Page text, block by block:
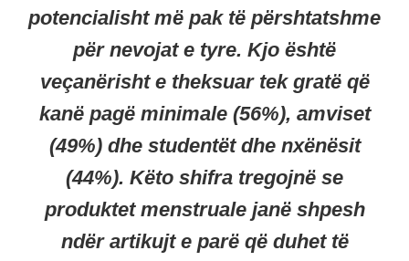
potencialisht më pak të përshtatshme
për nevojat e tyre. Kjo është
veçanërisht e theksuar tek gratë që
kanë pagë minimale (56%), amviset
(49%) dhe studentët dhe nxënësit
(44%). Këto shifra tregojnë se
produktet menstruale janë shpesh
ndër artikujt e parë që duhet të